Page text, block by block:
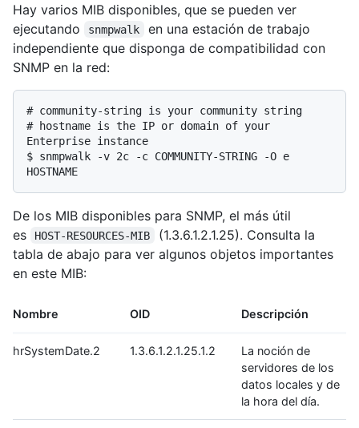
Hay varios MIB disponibles, que se pueden ver
ejecutando
snmpwalk
en una estación de trabajo
independiente que disponga de compatibilidad con
SNMP en la red:
# community-string is your community string
# hostname is the IP or domain of your
Enterprise instance
$ snmpwalk -v 2c -c COMMUNITY-STRING -O e
HOSTNAME
De los MIB disponibles para SNMP, el más útil
es
HOST-RESOURCES-MIB
(1.3.6.1.2.1.25). Consulta la
tabla de abajo para ver algunos objetos importantes
en este MIB:
Nombre OID Descripción
hrSystemDate.2 1.3.6.1.2.1.25.1.2
La noción de
servidores de los
datos locales y de
la hora del día.